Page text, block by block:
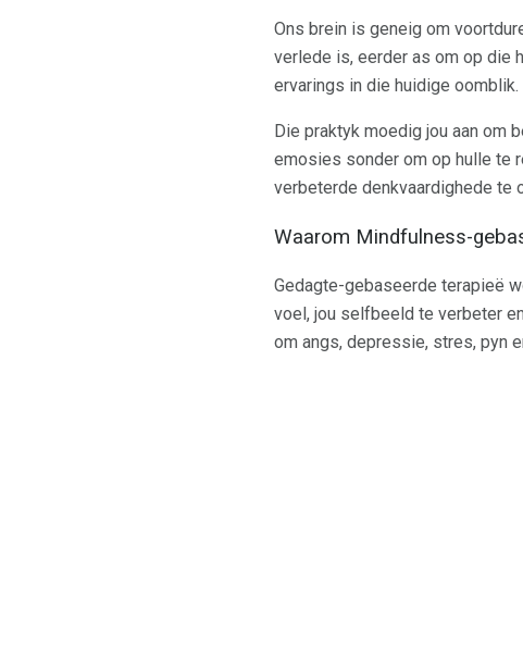
Ons brein is geneig om
verlede is, eerder as om op die
ervarings in die huidige oomblik.
Die praktyk moedig jou aan om
emosies sonder om op hulle te
verbeterde denkvaardighede te
Waarom Mindfulness-
Gedagte-gebaseerde terapieë
voel, jou selfbeeld te verbeter
om angs, depressie, stres, pyn